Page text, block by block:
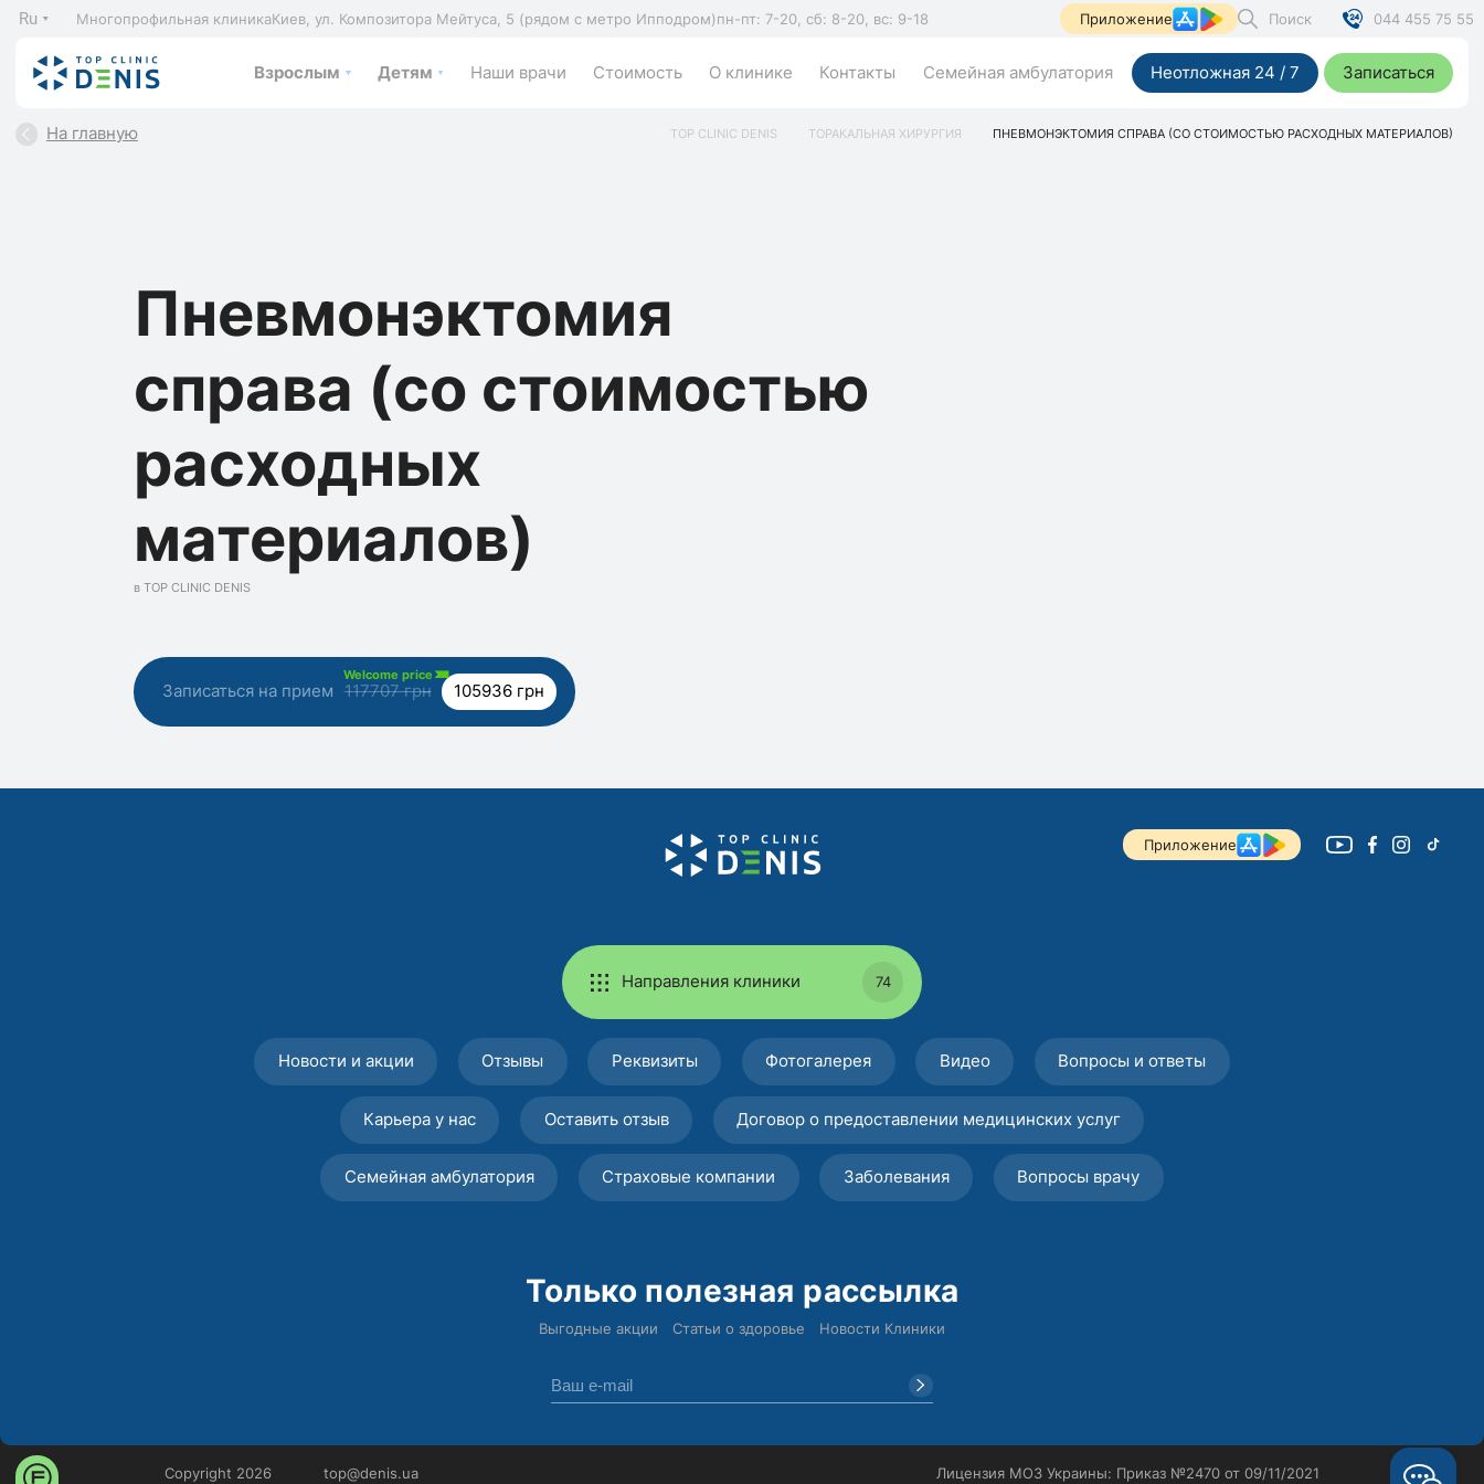
Ru Многопрофильная клиникаКиев, ул. Композитора Мейтуса, 5 (рядом с метро Ипподром)пн-пт: 7-20, сб: 8-20, вс: 9-18 Приложение Поиск 044 455 75 55
Взрослым Детям Наши врачи Стоимость О клинике Контакты Семейная амбулатория Неотложная 24 / 7 Записаться
На главную TOP CLINIC DENIS ТОРАКАЛЬНАЯ ХИРУРГИЯ ПНЕВМОНЭКТОМИЯ СПРАВА (СО СТОИМОСТЬЮ РАСХОДНЫХ МАТЕРИАЛОВ)
Пневмонэктомия
справа (со стоимостью
расходных
материалов)
в TOP CLINIC DENIS
Записаться на прием
Welcome price
117707 грн 105936 грн
Приложение
Направления клиники 74
Новости и акции Отзывы Реквизиты Фотогалерея Видео Вопросы и ответы
Карьера у нас Оставить отзыв Договор о предоставлении медицинских услуг
Семейная амбулатория Страховые компании Заболевания Вопросы врачу
Только полезная рассылка
Выгодные акции Статьи о здоровье Новости Клиники
Copyright 2026 top@denis.ua Лицензия МОЗ Украины: Приказ №2470 от 09/11/2021